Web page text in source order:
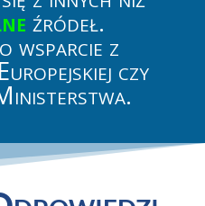
źródeł.
wsparcie z
czy